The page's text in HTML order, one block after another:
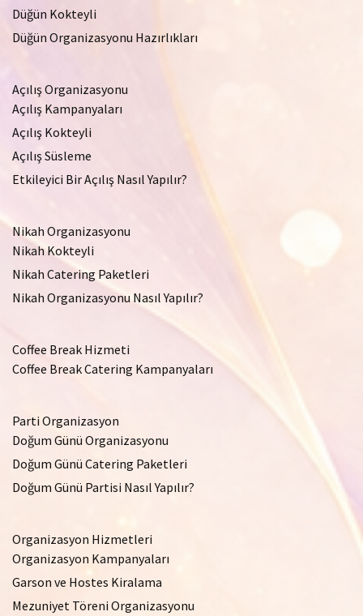
Düğün Kokteyli
Düğün Organizasyonu Hazırlıkları
Açılış Organizasyonu
Açılış Kampanyaları
Açılış Kokteyli
Açılış Süsleme
Etkileyici Bir Açılış Nasıl Yapılır?
Nikah Organizasyonu
Nikah Kokteyli
Nikah Catering Paketleri
Nikah Organizasyonu Nasıl Yapılır?
Coffee Break Hizmeti
Coffee Break Catering Kampanyaları
Parti Organizasyon
Doğum Günü Organizasyonu
Doğum Günü Catering Paketleri
Doğum Günü Partisi Nasıl Yapılır?
Organizasyon Hizmetleri
Organizasyon Kampanyaları
Garson ve Hostes Kiralama
Mezuniyet Töreni Organizasyonu